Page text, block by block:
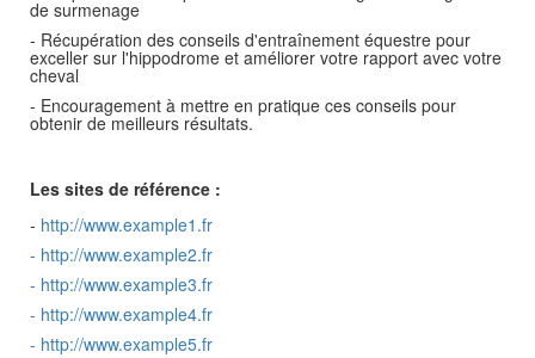
de surmenage
- Récupération des conseils d'entraînement équestre pour
exceller sur l'hippodrome et améliorer votre rapport avec votre
cheval
- Encouragement à mettre en pratique ces conseils pour
obtenir de meilleurs résultats.
Les sites de référence :
- http://www.example1.fr
- http://www.example2.fr
- http://www.example3.fr
- http://www.example4.fr
- http://www.example5.fr